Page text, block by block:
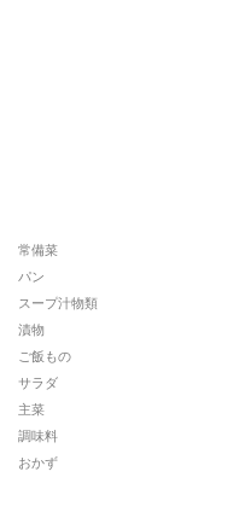
常備菜
パン
スープ汁物類
漬物
ご飯もの
サラダ
主菜
調味料
おかず